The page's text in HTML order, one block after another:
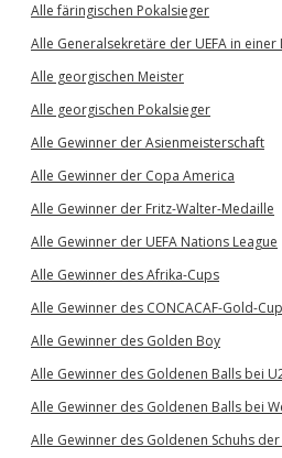
Alle färingischen Pokalsieger
Alle Generalsekretäre der UEFA in einer
Alle georgischen Meister
Alle georgischen Pokalsieger
Alle Gewinner der Asienmeisterschaft
Alle Gewinner der Copa America
Alle Gewinner der Fritz-Walter-Medaille
Alle Gewinner der UEFA Nations League
Alle Gewinner des Afrika-Cups
Alle Gewinner des CONCACAF-Gold-
Alle Gewinner des Golden Boy
Alle Gewinner des Goldenen Balls bei
Alle Gewinner des Goldenen Balls bei
Alle Gewinner des Goldenen Schuhs der